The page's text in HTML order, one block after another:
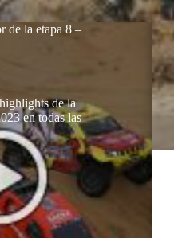
de la etapa 8 –
de la
en todas las